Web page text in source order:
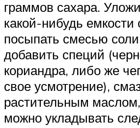
граммов сахара.
какой-нибудь емкости
посыпать смесью
добавить специй
кориандра, либо же
свое усмотрение),
растительным
можно укладывать